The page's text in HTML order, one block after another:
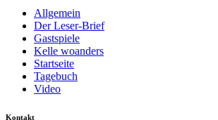
Allgemein
Der Leser-Brief
Gastspiele
Kelle woanders
Startseite
Tagebuch
Video
Kontakt